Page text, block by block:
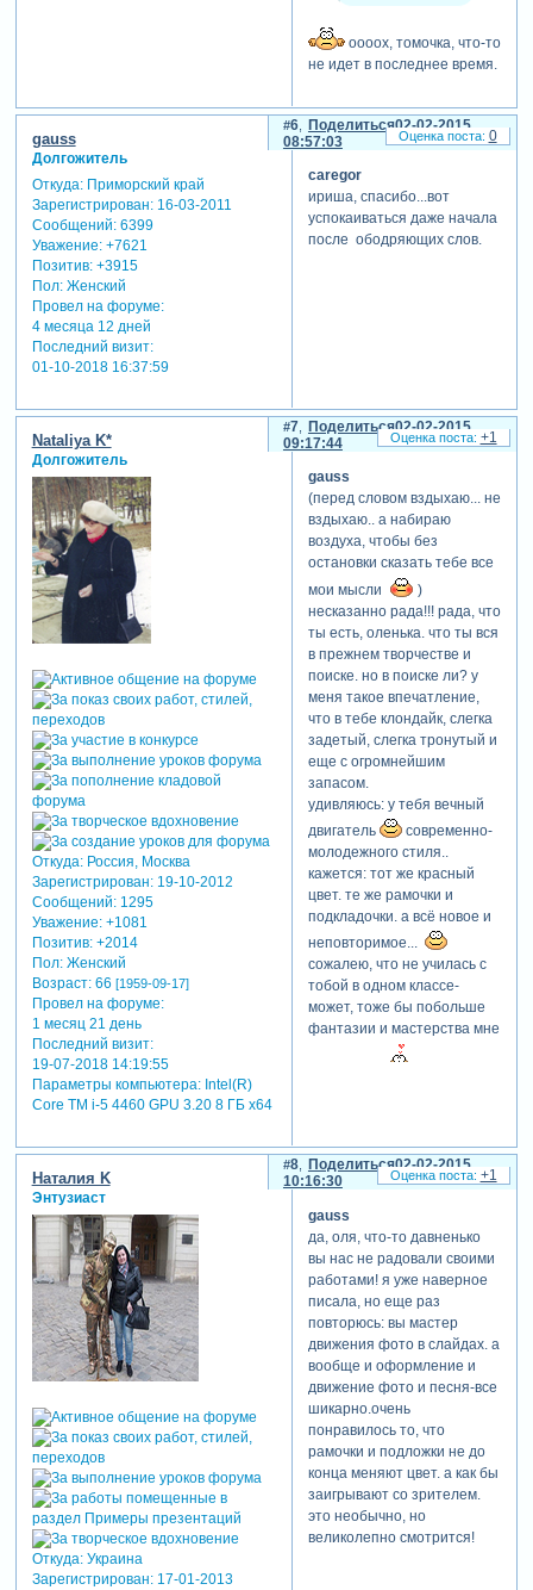
оооох, томочка, что-то
не идет в последнее время.
Поделиться
6
02-02-2015
08:57:03
gauss
Долгожитель
Откуда:Приморский край
Зарегистрирован: 16-03-2011
Сообщений:6399
Уважение: +7621
Позитив: +3915
Пол:Женский
Провел на форуме:
4 месяца 12 дней
Последний визит:
01-10-2018 16:37:59
caregor
ириша, спасибо...вот
успокаиваться даже начала
после ободряющих слов.
0
Поделиться
7
02-02-2015
09:17:44
Nataliya K*
Долгожитель
Откуда:Россия, Москва
Зарегистрирован: 19-10-2012
Сообщений:1295
Уважение: +1081
Позитив: +2014
Пол:Женский
Возраст:66 [1959-09-17]
Провел на форуме:
1 месяц 21 день
Последний визит:
19-07-2018 14:19:55
Параметры компьютера:Intel(R)
Core TM i-5 4460 GPU 3.20 8 ГБ х64
gauss
(перед словом вздыхаю... не
вздыхаю.. а набираю
воздуха, чтобы без
остановки сказать тебе все
мои мысли
)
несказанно рада!!! рада, что
ты есть, оленька. что ты вся
в прежнем творчестве и
поиске. но в поиске ли? у
меня такое впечатление,
что в тебе клондайк, слегка
задетый, слегка тронутый и
еще с огромнейшим
запасом.
удивляюсь: у тебя вечный
двигатель
современно-
молодежного стиля..
кажется: тот же красный
цвет. те же рамочки и
подкладочки. а всё новое и
неповторимое...
сожалею, что не училась с
тобой в одном классе-
может, тоже бы побольше
фантазии и мастерства мне
+1
Поделиться
8
02-02-2015
10:16:30
Наталия K
Энтузиаст
Откуда:Украина
Зарегистрирован: 17-01-2013
gauss
да, оля, что-то давненько
вы нас не радовали своими
работами! я уже наверное
писала, но еще раз
повторюсь: вы мастер
движения фото в слайдах. а
вообще и оформление и
движение фото и песня-все
шикарно.очень
понравилось то, что
рамочки и подложки не до
конца меняют цвет. а как бы
заигрывают со зрителем.
это необычно, но
великолепно смотрится!
+1